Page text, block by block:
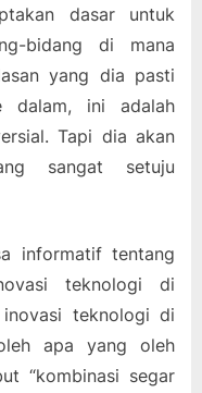
dasar untuk
bidang di mana
yang dia pasti
ini adalah
Tapi dia akan
sangat setuju
informatif tentang
teknologi di
teknologi di
apa yang oleh
“kombinasi segar